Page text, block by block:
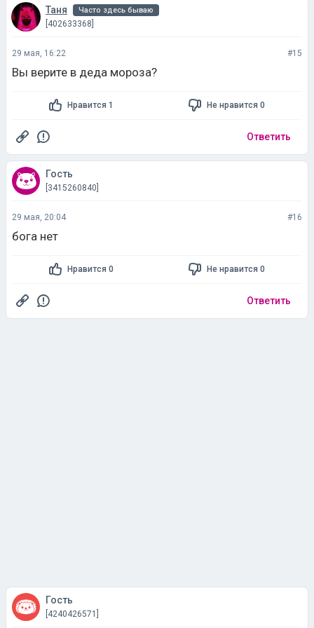
Таня Часто здесь бываю
[402633368]
29 мая, 16:22 #15
Вы верите в деда мороза?
Нравится 1 Не нравится 0
Ответить
Гость
[3415260840]
29 мая, 20:04 #16
бога нет
Нравится 0 Не нравится 0
Ответить
Гость
[4240426571]